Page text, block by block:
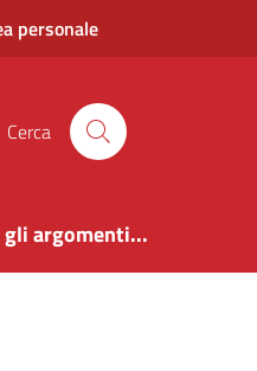
personale
Cerca
argomenti...